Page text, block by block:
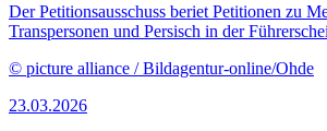
Der Petitionsausschuss beriet Petitionen zu
Transpersonen und Persisch in der
© picture alliance / Bildagentur-online/Ohde
23.03.2026